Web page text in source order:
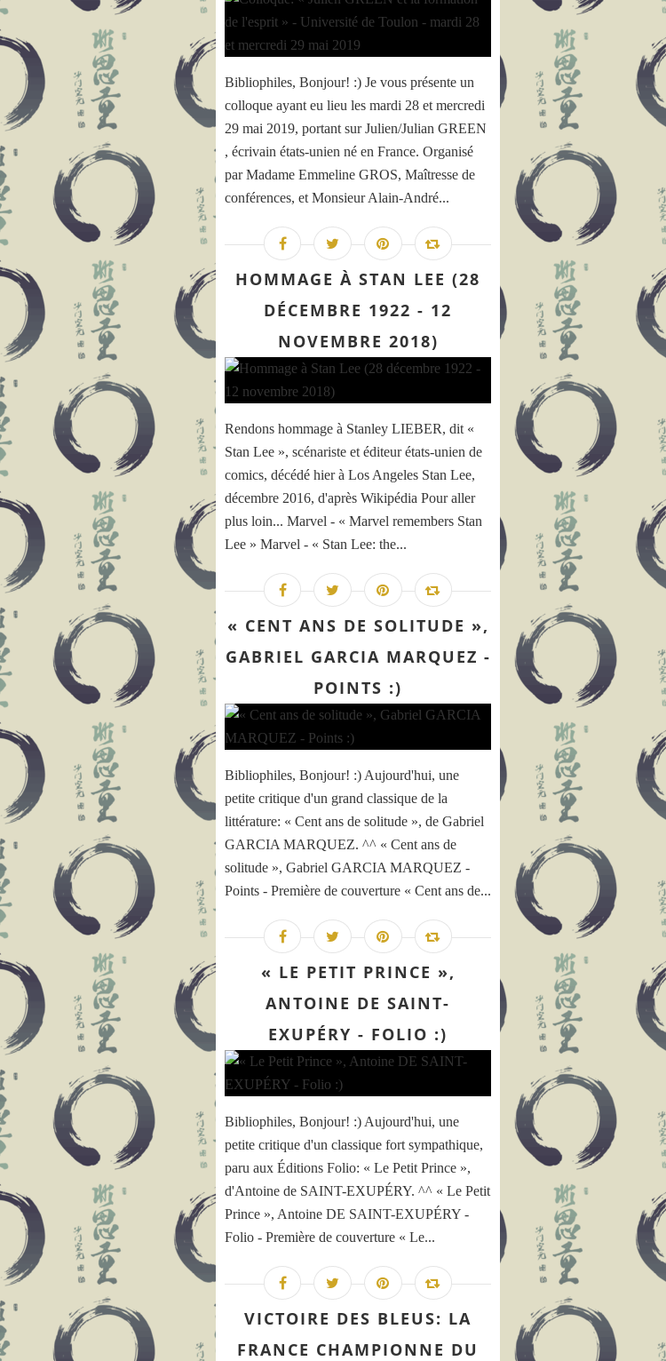
Bibliophiles, Bonjour! :) Je vous présente un
colloque ayant eu lieu les mardi 28 et mercredi
29 mai 2019, portant sur Julien/Julian GREEN
, écrivain états-unien né en France. Organisé
par Madame Emmeline GROS, Maîtresse de
conférences, et Monsieur Alain-André...
HOMMAGE À STAN LEE (28
DÉCEMBRE 1922 - 12
NOVEMBRE 2018)
Rendons hommage à Stanley LIEBER, dit «
Stan Lee », scénariste et éditeur états-unien de
comics, décédé hier à Los Angeles Stan Lee,
décembre 2016, d'après Wikipédia Pour aller
plus loin... Marvel - « Marvel remembers Stan
Lee » Marvel - « Stan Lee: the...
« CENT ANS DE SOLITUDE »,
GABRIEL GARCIA MARQUEZ -
POINTS :)
Bibliophiles, Bonjour! :) Aujourd'hui, une
petite critique d'un grand classique de la
littérature: « Cent ans de solitude », de Gabriel
GARCIA MARQUEZ. ^^ « Cent ans de
solitude », Gabriel GARCIA MARQUEZ -
Points - Première de couverture « Cent ans de...
« LE PETIT PRINCE »,
ANTOINE DE SAINT-
EXUPÉRY - FOLIO :)
Bibliophiles, Bonjour! :) Aujourd'hui, une
petite critique d'un classique fort sympathique,
paru aux Éditions Folio: « Le Petit Prince »,
d'Antoine de SAINT-EXUPÉRY. ^^ « Le Petit
Prince », Antoine DE SAINT-EXUPÉRY -
Folio - Première de couverture « Le...
VICTOIRE DES BLEUS: LA
FRANCE CHAMPIONNE DU